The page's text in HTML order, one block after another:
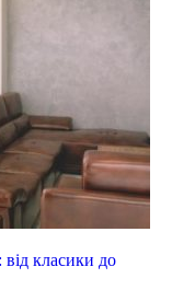
від класики до